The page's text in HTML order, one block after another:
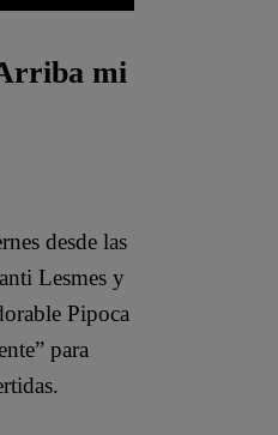
mi
desde las
Lesmes y
Pipoca
para